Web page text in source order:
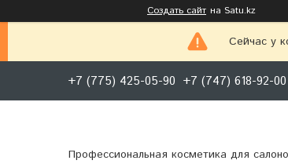
Создать сайт на Satu.kz
Сейчас у
+7 (775) 425-05-90 +7 (747) 618-92-00
Профессиональная косметика для